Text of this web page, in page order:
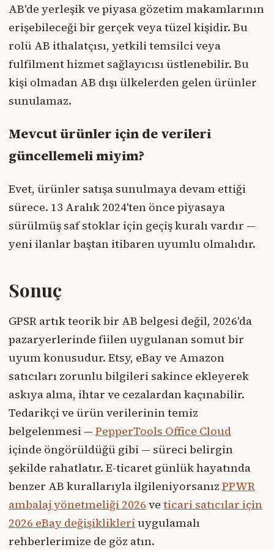
AB'de yerleşik ve piyasa gözetim makamlarının
erişebileceği bir gerçek veya tüzel kişidir. Bu
rolü AB ithalatçısı, yetkili temsilci veya
fulfilment hizmet sağlayıcısı üstlenebilir. Bu
kişi olmadan AB dışı ülkelerden gelen ürünler
sunulamaz.
Mevcut ürünler için de verileri
güncellemeli miyim?
Evet, ürünler satışa sunulmaya devam ettiği
sürece. 13 Aralık 2024'ten önce piyasaya
sürülmüş saf stoklar için geçiş kuralı vardır —
yeni ilanlar baştan itibaren uyumlu olmalıdır.
Sonuç
GPSR artık teorik bir AB belgesi değil, 2026'da
pazaryerlerinde fiilen uygulanan somut bir
uyum konusudur. Etsy, eBay ve Amazon
satıcıları zorunlu bilgileri sakince ekleyerek
askıya alma, ihtar ve cezalardan kaçınabilir.
Tedarikçi ve ürün verilerinin temiz
belgelenmesi — PepperTools Office Cloud
içinde öngörüldüğü gibi — süreci belirgin
şekilde rahatlatır. E-ticaret günlük hayatında
benzer AB kurallarıyla ilgileniyorsanız PPWR
ambalaj yönetmeliği 2026 ve ticari satıcılar için
2026 eBay değişiklikleriuygulamalı
rehberlerimize de göz atın.